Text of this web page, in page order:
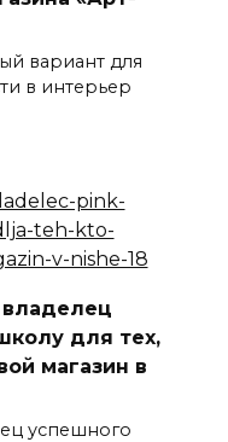
вариант для
в интерьер
владелец
для тех,
магазин в
успешного